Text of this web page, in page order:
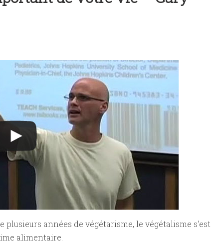
« gourmet » | Marie laforêt
plusieurs années de végétarisme, le végétalisme s'est
alimentaire.